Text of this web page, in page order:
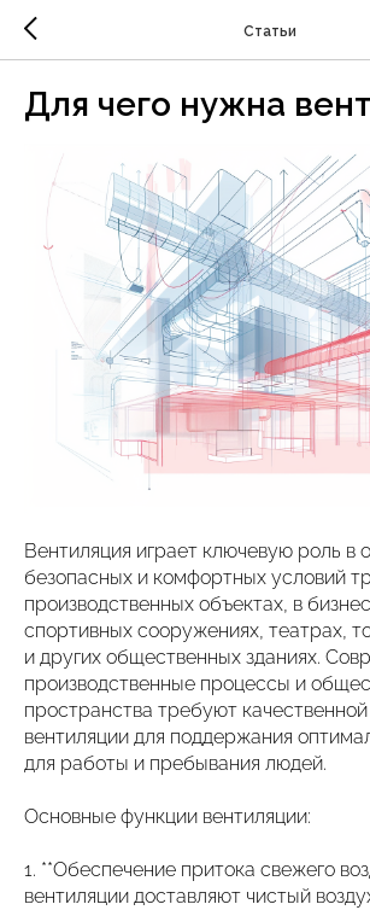
Статьи
Для чего нужна
Вентиляция играет ключевую роль в
безопасных и комфортных условий
производственных объектах, в
спортивных сооружениях, театрах,
и других общественных зданиях.
производственные процессы и
пространства требуют
вентиляции для поддержания
для работы и пребывания людей.
Основные функции вентиляции:
1. **Обеспечение притока свежего
вентиляции доставляют чистый